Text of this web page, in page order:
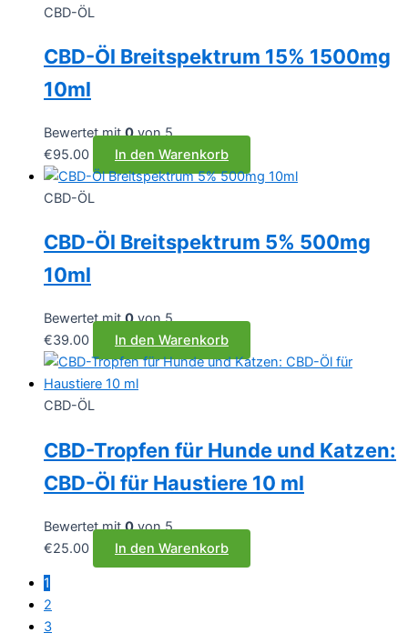
CBD-ÖL
CBD-Öl Breitspektrum 15% 1500mg
10ml
Bewertet mit0von 5
€95.00 In den Warenkorb
CBD-ÖL
CBD-Öl Breitspektrum 5% 500mg
10ml
Bewertet mit0von 5
€39.00 In den Warenkorb
CBD-ÖL
CBD-Tropfen für Hunde und Katzen:
CBD-Öl für Haustiere 10 ml
Bewertet mit0von 5
€25.00 In den Warenkorb
1
2
3